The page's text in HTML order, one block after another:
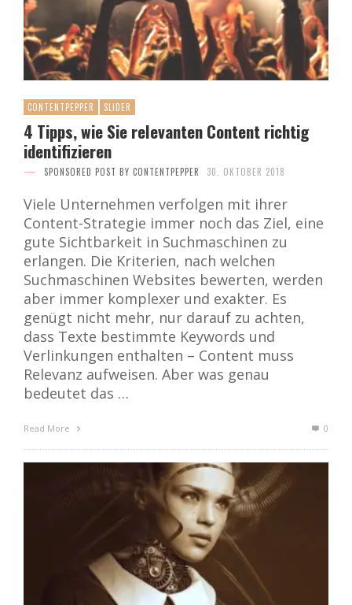
CONTENTPEPPER SLIDER
4 Tipps, wie Sie relevanten Content richtig
identifizieren
SPONSORED POST BY CONTENTPEPPER 30. OKTOBER 2018
Viele Unternehmen verfolgen mit ihrer
Content-Strategie immer noch das Ziel, eine
gute Sichtbarkeit in Suchmaschinen zu
erlangen. Die Kriterien, nach welchen
Suchmaschinen Websites bewerten, werden
aber immer komplexer und exakter. Es
genügt nicht mehr, nur darauf zu achten,
dass Texte bestimmte Keywords und
Verlinkungen enthalten – Content muss
Relevanz aufweisen. Aber was genau
bedeutet das …
Read More 0